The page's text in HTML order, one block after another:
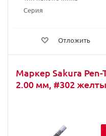
Серия
Отложить
Маркер Sakura
2.00 мм, #302